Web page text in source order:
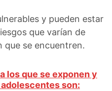
y pueden estar
que varían de
que se encuentren.
los que se exponen y
son: